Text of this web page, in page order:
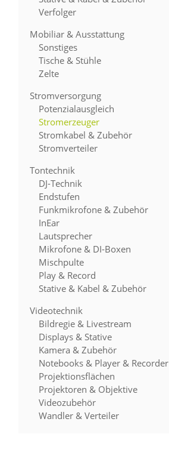
Verfolger
Mobiliar & Ausstattung
Sonstiges
Tische & Stühle
Zelte
Stromversorgung
Potenzialausgleich
Stromerzeuger
Stromkabel & Zubehör
Stromverteiler
Tontechnik
DJ-Technik
Endstufen
Funkmikrofone & Zubehör
InEar
Lautsprecher
Mikrofone & DI-Boxen
Mischpulte
Play & Record
Stative & Kabel & Zubehör
Videotechnik
Bildregie & Livestream
Displays & Stative
Kamera & Zubehör
Notebooks & Player & Recorder
Projektionsflächen
Projektoren & Objektive
Videozubehör
Wandler & Verteiler